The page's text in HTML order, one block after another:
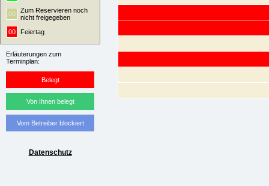
00
Zum Reservieren noch
nicht freigegeben
00
Feiertag
Erläuterungen zum
Terminplan:
Belegt
Von Ihnen belegt
Vom Betreiber blockiert
Datenschutz